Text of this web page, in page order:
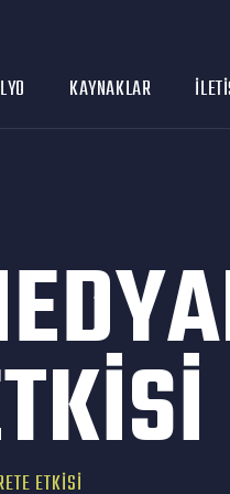
KAYNAKLAR
ETKISI